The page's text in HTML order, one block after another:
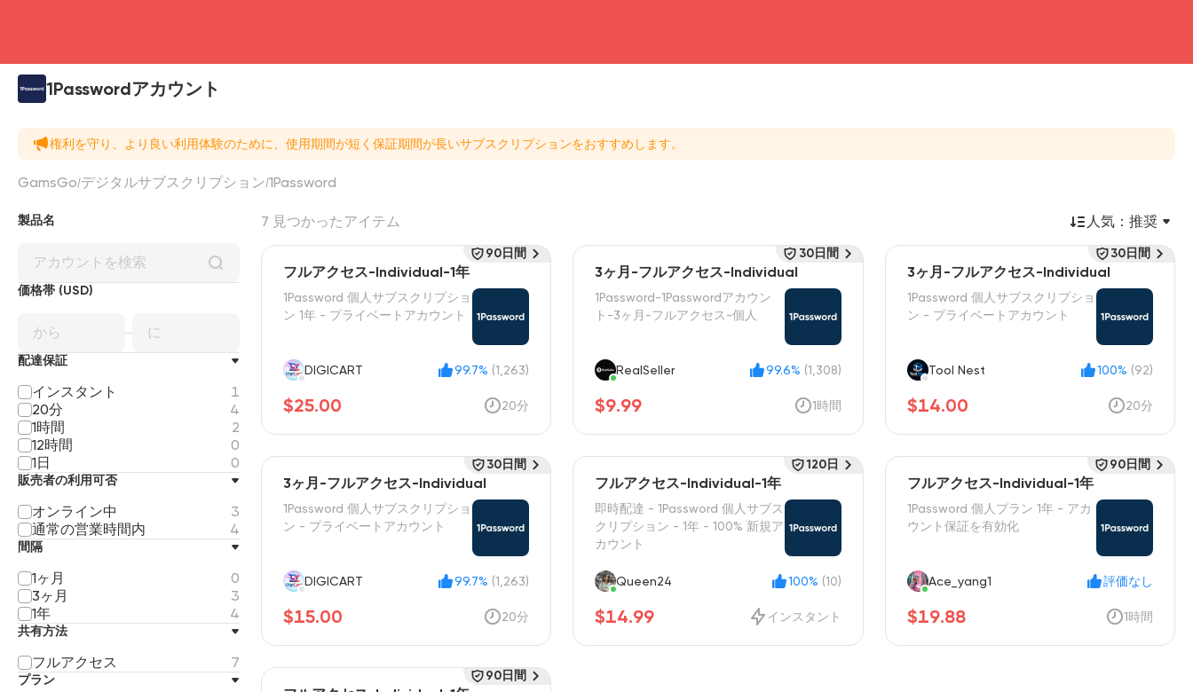
1Passwordアカウント
権利を守り、より良い利用体験のために、使用期間が短く保証期間が長いサブスクリプションをおすすめします。
GamsGo デジタルサブスクリプション 1Password
製品名
価格帯 (USD)
配達保証
インスタント
1
20分
4
1時間
2
12時間
0
1日
0
販売者の利用可否
オンライン中
3
通常の営業時間内
4
間隔
1ヶ月
0
3ヶ月
3
1年
4
共有方法
フルアクセス 7
プラン
7 見つかったアイテム 人気： 推奨
フルアクセス-Individual-1年
1Password 個人サブスクリプショ
ン 1年 - プライベートアカウント
DIGICART 99.7% (1,263)
$25.00 20分
90日間
3ヶ月-フルアクセス-Individual
1Password-1Passwordアカウン
ト-3ヶ月-フルアクセス-個人
RealSeller 99.6% (1,308)
$9.99 1時間
30日間
3ヶ月-フルアクセス-Individual
1Password 個人サブスクリプショ
ン - プライベートアカウント
Tool Nest 100% (92)
$14.00 20分
30日間
3ヶ月-フルアクセス-Individual
1Password 個人サブスクリプショ
ン - プライベートアカウント
DIGICART 99.7% (1,263)
$15.00 20分
30日間
フルアクセス-Individual-1年
即時配達 - 1Password 個人サブス
クリプション - 1年 - 100% 新規ア
カウント
Queen24 100% (10)
$14.99 インスタント
120日
フルアクセス-Individual-1年
1Password 個人プラン 1年 - アカ
ウント保証を有効化
Ace_yang1 評価なし
$19.88 1時間
90日間
90日間